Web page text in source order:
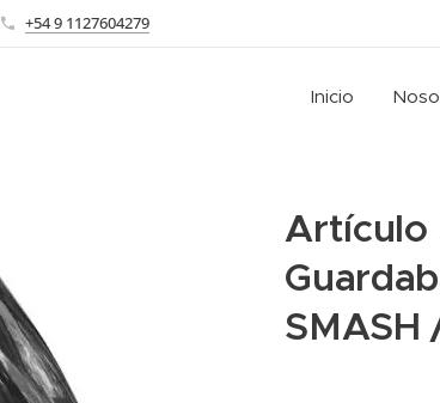
+54 9 1127604279
Inicio
Artículo
SMASH